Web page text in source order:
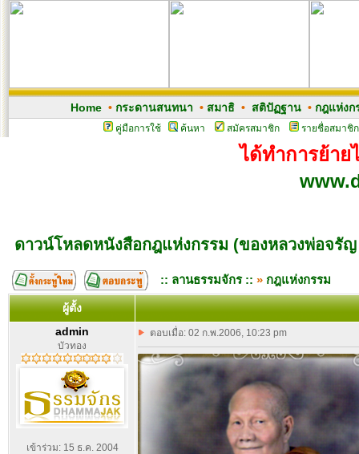
Home• กระดานสนทนา • สมาธิ• สติปัฏฐาน• กฎแห่งก
คู่มือการใช้ ค้นหา สมัครสมาชิก รายชื่อสมาชิก
ได้ทำการย้า
ดาวน์โหลดหนังสือกฎแห่งกรรม (ของหลวงพ่อจรั
:: ลานธรรมจักร :: » กฎแห่งกรรม
ผู้ตั้ง
admin
บัวทอง
เข้าร่วม: 15 ธ.ค. 2004
ตอบเมื่อ: 02 ก.พ.2006, 10:23 pm